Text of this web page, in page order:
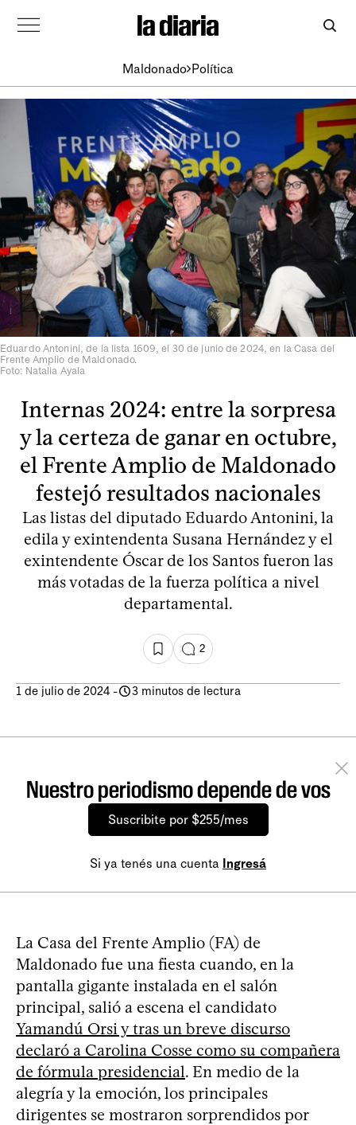
Maldonado Política
Eduardo Antonini, de la lista 1609, el 30 de junio de 2024, en la Casa del
Frente Amplio de Maldonado.
Foto: Natalia Ayala
Internas 2024: entre la sorpresa
y la certeza de ganar en octubre,
el Frente Amplio de Maldonado
festejó resultados nacionales
Las listas del diputado Eduardo Antonini, la
edila y exintendenta Susana Hernández y el
exintendente Óscar de los Santos fueron las
más votadas de la fuerza política a nivel
departamental.
2
1 de julio de 2024 - 3 minutos de lectura
Nuestro periodismo depende de vos
Suscribite por $255/mes
Si ya tenés una cuenta Ingresá
La Casa del Frente Amplio (FA) de
Maldonado fue una fiesta cuando, en la
pantalla gigante instalada en el salón
principal, salió a escena el candidato
Yamandú Orsi y tras un breve discurso
declaró a Carolina Cosse como su compañera
de fórmula presidencial. En medio de la
alegría y la emoción, los principales
dirigentes se mostraron sorprendidos por